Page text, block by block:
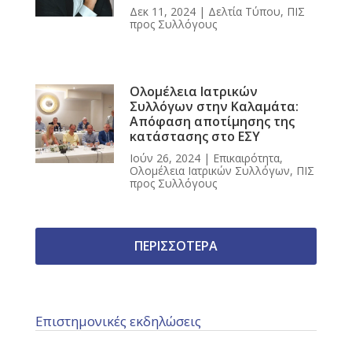
Δεκ 11, 2024| Δελτία Τύπου, ΠΙΣ
προς Συλλόγους
Ολομέλεια Ιατρικών
Συλλόγων στην Καλαμάτα:
Απόφαση αποτίμησης της
κατάστασης στο ΕΣΥ
Ιούν 26, 2024| Επικαιρότητα,
Ολομέλεια Ιατρικών Συλλόγων, ΠΙΣ
προς Συλλόγους
ΠΕΡΙΣΣΟΤΕΡΑ
Επιστημονικές εκδηλώσεις